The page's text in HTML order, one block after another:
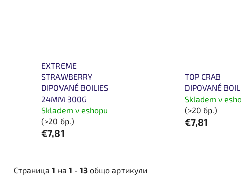
EXTREME
STRAWBERRY
DIPOVANÉ BOILIES
24MM 300G
Skladem v eshopu
(>20 бр.)
€7,81
TOP CRAB
DIPOVANÉ
Skladem v
(>20 бр.)
€7,81
Страница 1 на 1 - 13 общо артикули